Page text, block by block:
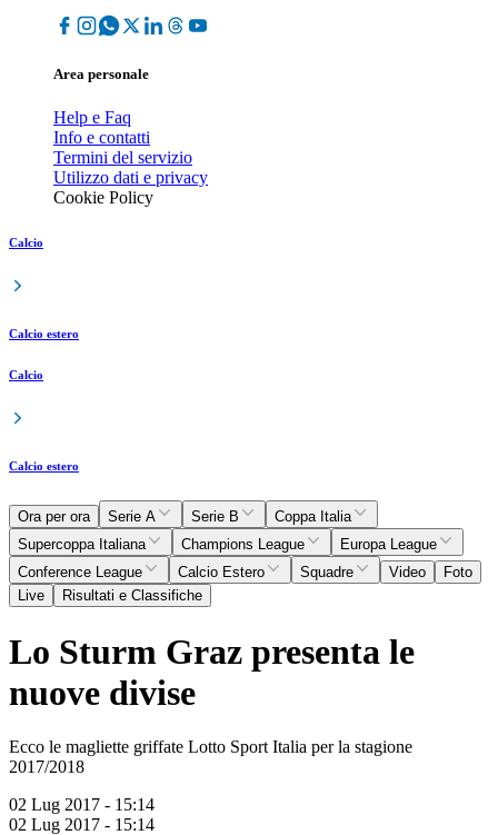
Area personale
Help e Faq
Info e contatti
Termini del servizio
Utilizzo dati e privacy
Cookie Policy
Calcio
Calcio estero
Calcio
Calcio estero
Ora per ora Serie A Serie B
Coppa Italia
Supercoppa Italiana
Champions League
Europa League
Conference League
Calcio Estero Squadre Video
Foto
Live
Risultati e Classifiche
Lo Sturm Graz presenta le
nuove divise
Ecco le magliette griffate Lotto Sport Italia per la stagione
2017/2018
02 Lug 2017 - 15:14
02 Lug 2017 - 15:14